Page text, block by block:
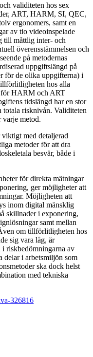
validiteten hos sex
ART, HARM, SI, QEC,
ergonomers, samt en
av tio videoinspelade
till måttlig inter- och
överensstämmelsen och
på metodernas
uppgiftslängd på
för de olika uppgifterna) i
hos alla
HARM och ART
tidslängd har en stor
totala risknivån. Validiteten
metod.
med detaljerad
metoder för att dra
besvär, både i
för direkta mätningar
ger möjligheter att
Möjligheten att
inom digital mänsklig
skillnader i exponering,
samt mellan
om tillförlitligheten hos
sig vara låg, är
riskbedömningarna av
delar i arbetsmiljön som
ska dock helst
med tekniska
326816